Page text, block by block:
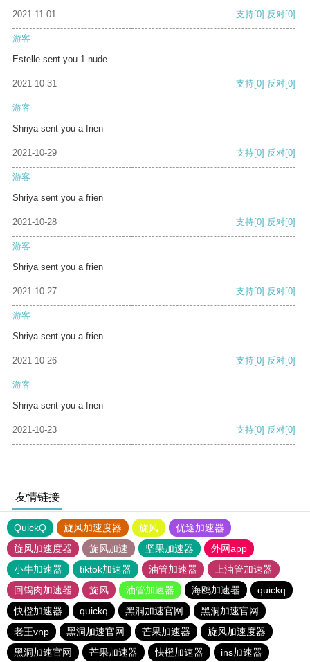
2021-11-01 支持[0] 反对[0]
游客
Estelle sent you 1 nude
2021-10-31 支持[0] 反对[0]
游客
Shriya sent you a frien
2021-10-29 支持[0] 反对[0]
游客
Shriya sent you a frien
2021-10-28 支持[0] 反对[0]
游客
Shriya sent you a frien
2021-10-27 支持[0] 反对[0]
游客
Shriya sent you a frien
2021-10-26 支持[0] 反对[0]
游客
Shriya sent you a frien
2021-10-23 支持[0] 反对[0]
友情链接
QuickQ 旋风加速度器 旋风
优途加速器
旋风加速度器
旋风加速 坚果加速器
外网app
小牛加速器
tiktok加速器 油管加速器
上油管加速器
回锅肉加速器
旋风 油管加速器 海鸥加速器
quickq
快橙加速器
quickq 黑洞加速官网
黑洞加速官网
老王vnp
黑洞加速官网 芒果加速器
旋风加速度器
黑洞加速官网
芒果加速器 快橙加速器 ins加速器